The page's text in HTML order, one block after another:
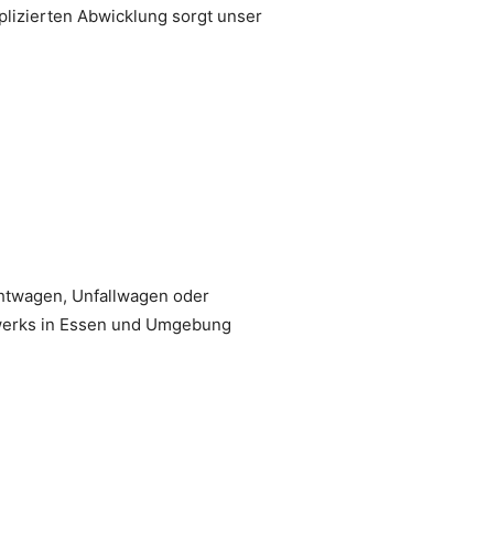
Abwicklung sorgt unser
Unfallwagen oder
in Essen und Umgebung